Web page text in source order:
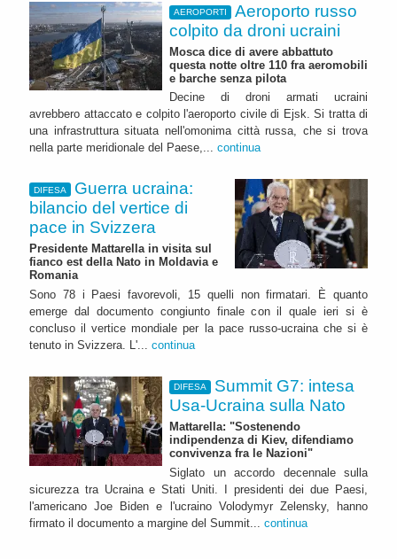
AEROPORTI
Aeroporto russo
colpito da droni ucraini
Mosca dice di avere abbattuto
questa notte oltre 110 fra aeromobili
e barche senza pilota
Decine di droni armati ucraini
avrebbero attaccato e colpito l'aeroporto civile di Ejsk. Si tratta di
una infrastruttura situata nell'omonima città russa, che si trova
nella parte meridionale del Paese,... continua
DIFESA
Guerra ucraina:
bilancio del vertice di
pace in Svizzera
Presidente Mattarella in visita sul
fianco est della Nato in Moldavia e
Romania
Sono 78 i Paesi favorevoli, 15 quelli non firmatari. È quanto
emerge dal documento congiunto finale con il quale ieri si è
concluso il vertice mondiale per la pace russo-ucraina che si è
tenuto in Svizzera. L'... continua
DIFESA
Summit G7: intesa
Usa-Ucraina sulla Nato
Mattarella: "Sostenendo
indipendenza di Kiev, difendiamo
convivenza fra le Nazioni"
Siglato un accordo decennale sulla
sicurezza tra Ucraina e Stati Uniti. I presidenti dei due Paesi,
l'americano Joe Biden e l'ucraino Volodymyr Zelensky, hanno
firmato il documento a margine del Summit... continua